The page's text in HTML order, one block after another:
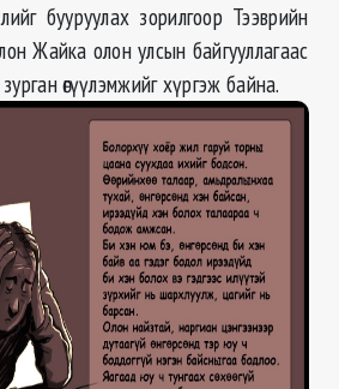
бууруулах зорилгоор Тээврийн
Жайка олон улсын байгууллагаас
өгүүлэмжийг хүргэж байна.